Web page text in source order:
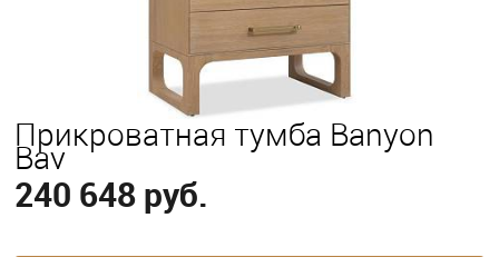
Прикроватная тумба Banyon
Bay
240 648 руб.